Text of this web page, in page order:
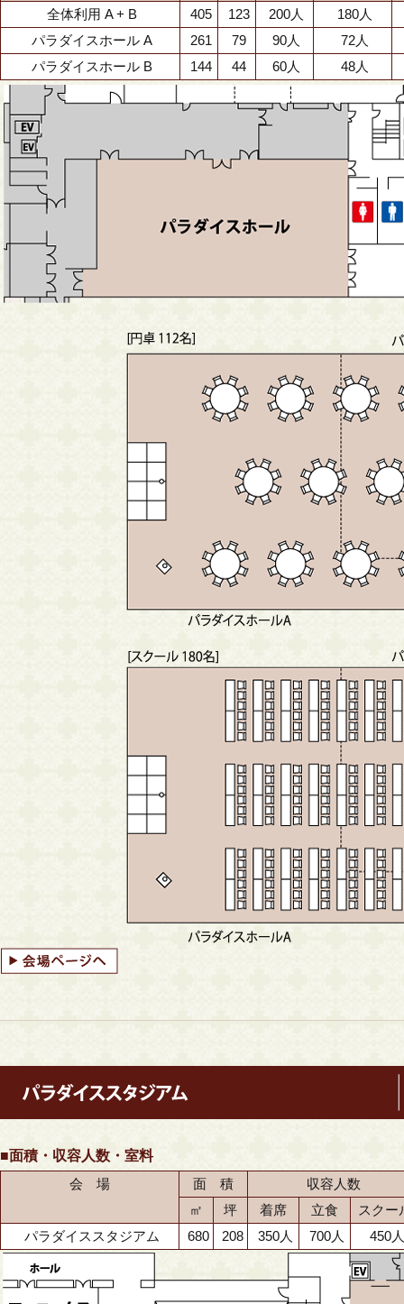
全体利用 A + B 405 123 200人
180人
パラダイスホール A
261 79 90人
72人
パラダイスホール B
144 44 60人 48人
■面積・収容人数・室料
会 場
面 積
収容人数
㎡
坪 着席 立食
スクー
パラダイススタジアム
680 208 350人 700人 450